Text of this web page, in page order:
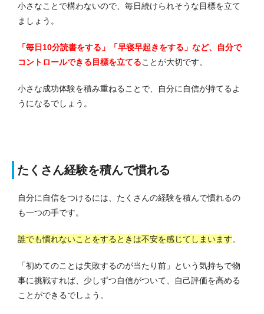
小さなことで構わないので、毎日続けられそうな目標を立て
ましょう。
「毎日10分読書をする」「早寝早起きをする」など、自分で
コントロールできる目標を立てることが大切です。
小さな成功体験を積み重ねることで、自分に自信が持てるよ
うになるでしょう。
たくさん経験を積んで慣れる
自分に自信をつけるには、たくさんの経験を積んで慣れるの
も一つの手です。
誰でも慣れないことをするときは不安を感じてしまいます。
「初めてのことは失敗するのが当たり前」という気持ちで物
事に挑戦すれば、少しずつ自信がついて、自己評価を高める
ことができるでしょう。